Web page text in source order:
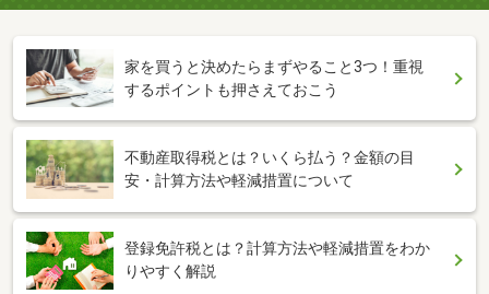
家を買うと決めたらまずやること3つ！重視
するポイントも押さえておこう
不動産取得税とは？いくら払う？金額の目
安・計算方法や軽減措置について
登録免許税とは？計算方法や軽減措置をわか
りやすく解説